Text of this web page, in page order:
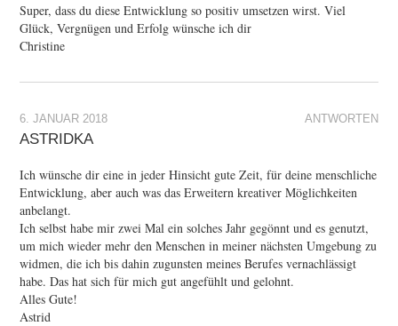
Super, dass du diese Entwicklung so positiv umsetzen wirst. Viel
Glück, Vergnügen und Erfolg wünsche ich dir
Christine
ANTWORTEN
6. JANUAR 2018
ASTRIDKA
Ich wünsche dir eine in jeder Hinsicht gute Zeit, für deine menschliche
Entwicklung, aber auch was das Erweitern kreativer Möglichkeiten
anbelangt.
Ich selbst habe mir zwei Mal ein solches Jahr gegönnt und es genutzt,
um mich wieder mehr den Menschen in meiner nächsten Umgebung zu
widmen, die ich bis dahin zugunsten meines Berufes vernachlässigt
habe. Das hat sich für mich gut angefühlt und gelohnt.
Alles Gute!
Astrid